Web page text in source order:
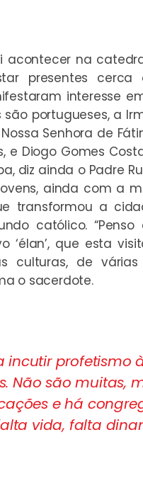
na
presentes cerca
interesse
portugueses, a
Senhora de
Diogo Gomes
diz ainda o Padre
ainda com a
transformou a
católico. “Penso
que esta
culturas, de várias
o sacerdote.
incutir profetismo
Não são muitas,
e há
vida, falta